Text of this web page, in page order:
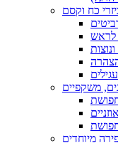
כח וקסם
לראש
הצהרה
משקפיים
מיוחדים